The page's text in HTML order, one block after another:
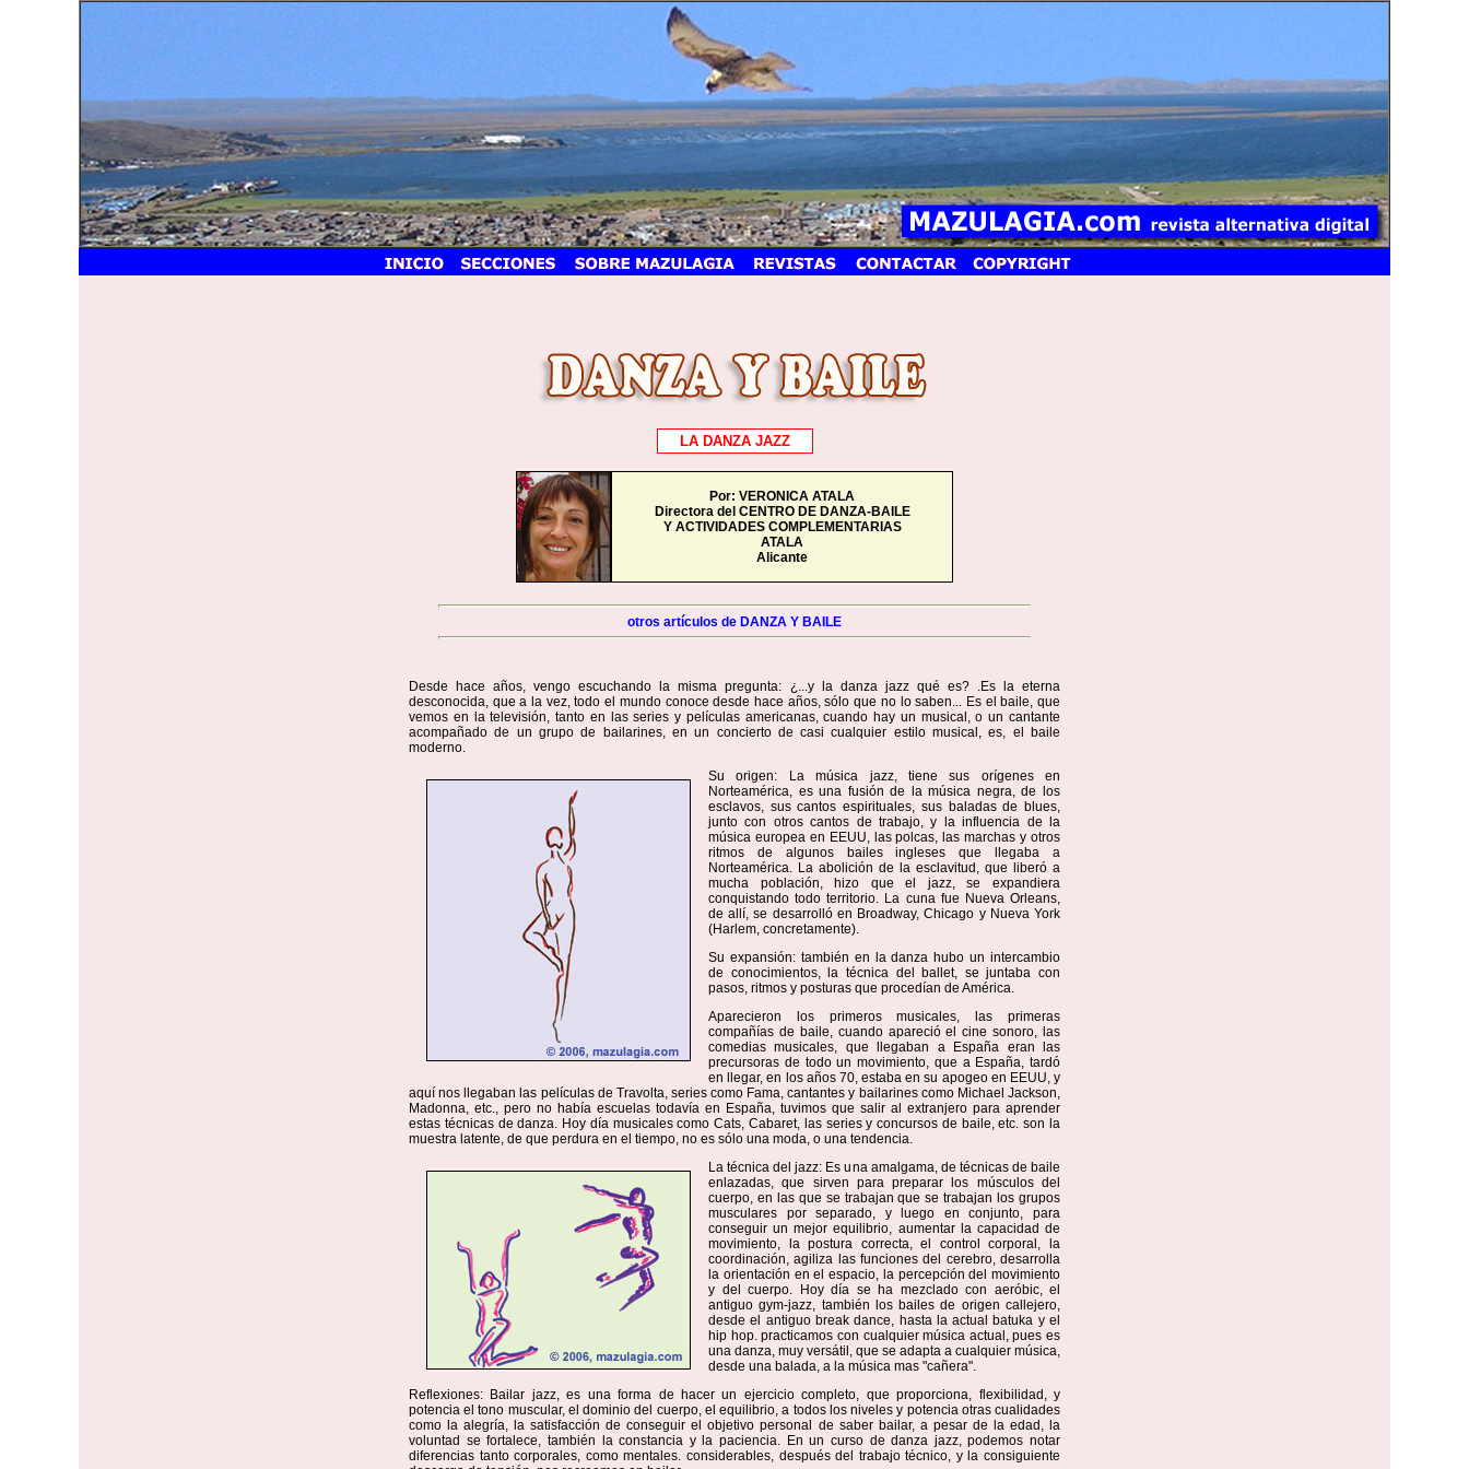
LA DANZA JAZZ
Por: VERONICA ATALA
Directora del CENTRO DE DANZA-BAILE
Y ACTIVIDADES COMPLEMENTARIAS
ATALA
Alicante
otros artículos de DANZA Y BAILE
Desde hace años, vengo escuchando la misma pregunta: ¿...y la danza jazz qué es? .Es la eterna
desconocida, que a la vez, todo el mundo conoce desde hace años, sólo que no lo saben... Es el baile, que
vemos en la televisión, tanto en las series y películas americanas, cuando hay un musical, o un cantante
acompañado de un grupo de bailarines, en un concierto de casi cualquier estilo musical, es, el baile
moderno.
Su origen: La música jazz, tiene sus orígenes en
Norteamérica, es una fusión de la música negra, de los
esclavos, sus cantos espirituales, sus baladas de blues,
junto con otros cantos de trabajo, y la influencia de la
música europea en EEUU, las polcas, las marchas y otros
ritmos de algunos bailes ingleses que llegaba a
Norteamérica. La abolición de la esclavitud, que liberó a
mucha población, hizo que el jazz, se expandiera
conquistando todo territorio. La cuna fue Nueva Orleans,
de allí, se desarrolló en Broadway, Chicago y Nueva York
(Harlem, concretamente).
Su expansión: también en la danza hubo un intercambio
de conocimientos, la técnica del ballet, se juntaba con
pasos, ritmos y posturas que procedían de América.
Aparecieron los primeros musicales, las primeras
compañías de baile, cuando apareció el cine sonoro, las
comedias musicales, que llegaban a España eran las
precursoras de todo un movimiento, que a España, tardó
en llegar, en los años 70, estaba en su apogeo en EEUU, y
aquí nos llegaban las películas de Travolta, series como Fama, cantantes y bailarines como Michael Jackson,
Madonna, etc., pero no había escuelas todavía en España, tuvimos que salir al extranjero para aprender
estas técnicas de danza. Hoy día musicales como Cats, Cabaret, las series y concursos de baile, etc. son la
muestra latente, de que perdura en el tiempo, no es sólo una moda, o una tendencia.
La técnica del jazz: Es una amalgama, de técnicas de baile
enlazadas, que sirven para preparar los músculos del
cuerpo, en las que se trabajan que se trabajan los grupos
musculares por separado, y luego en conjunto, para
conseguir un mejor equilibrio, aumentar la capacidad de
movimiento, la postura correcta, el control corporal, la
coordinación, agiliza las funciones del cerebro, desarrolla
la orientación en el espacio, la percepción del movimiento
y del cuerpo. Hoy día se ha mezclado con aeróbic, el
antiguo gym-jazz, también los bailes de origen callejero,
desde el antiguo break dance, hasta la actual batuka y el
hip hop. practicamos con cualquier música actual, pues es
una danza, muy versátil, que se adapta a cualquier música,
desde una balada, a la música mas "cañera".
Reflexiones: Bailar jazz, es una forma de hacer un ejercicio completo, que proporciona, flexibilidad, y
potencia el tono muscular, el dominio del cuerpo, el equilibrio, a todos los niveles y potencia otras cualidades
como la alegría, la satisfacción de conseguir el objetivo personal de saber bailar, a pesar de la edad, la
voluntad se fortalece, también la constancia y la paciencia. En un curso de danza jazz, podemos notar
diferencias tanto corporales, como mentales. considerables, después del trabajo técnico, y la consiguiente